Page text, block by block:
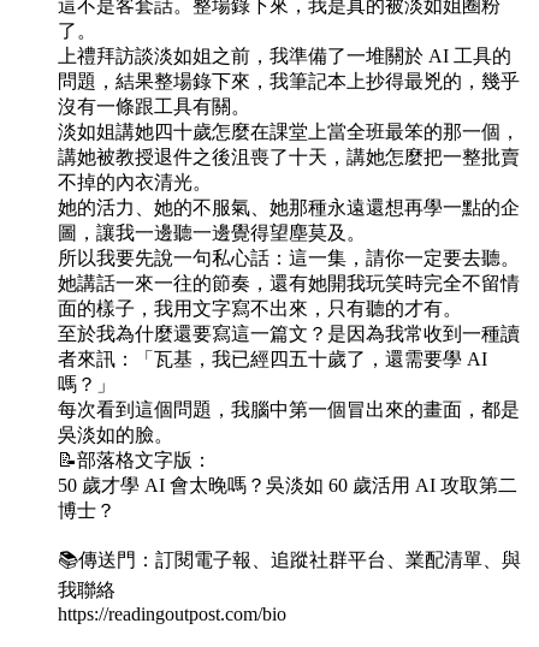
這不是客套話。整場錄下來，我是真的被淡如姐圈粉
了。
上禮拜訪談淡如姐之前，我準備了一堆關於 AI 工具的
問題，結果整場錄下來，我筆記本上抄得最兇的，幾乎
沒有一條跟工具有關。
淡如姐講她四十歲怎麼在課堂上當全班最笨的那一個，
講她被教授退件之後沮喪了十天，講她怎麼把一整批賣
不掉的內衣清光。
她的活力、她的不服氣、她那種永遠還想再學一點的企
圖，讓我一邊聽一邊覺得望塵莫及。
所以我要先說一句私心話：這一集，請你一定要去聽。
她講話一來一往的節奏，還有她開我玩笑時完全不留情
面的樣子，我用文字寫不出來，只有聽的才有。
至於我為什麼還要寫這一篇文？是因為我常收到一種讀
者來訊：「瓦基，我已經四五十歲了，還需要學 AI
嗎？」
每次看到這個問題，我腦中第一個冒出來的畫面，都是
吳淡如的臉。
📝部落格文字版：
50 歲才學 AI 會太晚嗎？吳淡如 60 歲活用 AI 攻取第二
博士？
📚傳送門：訂閱電子報、追蹤社群平台、業配清單、與
我聯絡
https://readingoutpost.com/bio